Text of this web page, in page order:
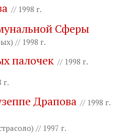
// 1998 г.
Сферы
// 1998 г.
палочек // 1998 г.
г.
Драпова // 1998 г.
// 1997 г.